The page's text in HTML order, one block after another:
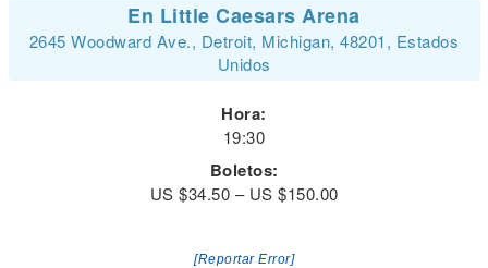
En Little Caesars Arena
2645 Woodward Ave., Detroit, Michigan, 48201, Estados
Unidos
Hora:
19:30
Boletos:
US $34.50 – US $150.00
[Reportar Error]